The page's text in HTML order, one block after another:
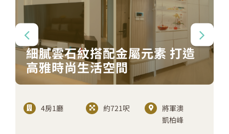
細膩雲石紋搭配金屬元素 打造
高雅時尚生活空間
4房1廳 約721呎
將軍澳
凱柏峰